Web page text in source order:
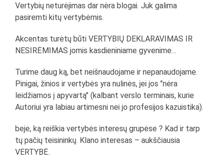
Vertybių neturėjimas dar nėra blogai. Juk galima
pasiremti kitų vertybėmis.
Akcentas turėtų būti VERTYBIŲ DEKLARAVIMAS IR
NESIRĖMIMAS jomis kasdieniniame gyvenime…
Turime daug ką, bet neišnaudojame ir nepanaudojame.
Pinigai, žinios ir vertybės yra nulinės, jei jos "nėra
leidžiamos į apyvartą" (kalbant verslo terminais, kurie
Autoriui yra labiau artimesni nei jo profesijos kazuistika).
beje, ką reiškia vertybės interesų grupėse ? Kad ir tarp
tų pačių teisininkų. Klano interesas – aukščiausia
VERTYBĖ.